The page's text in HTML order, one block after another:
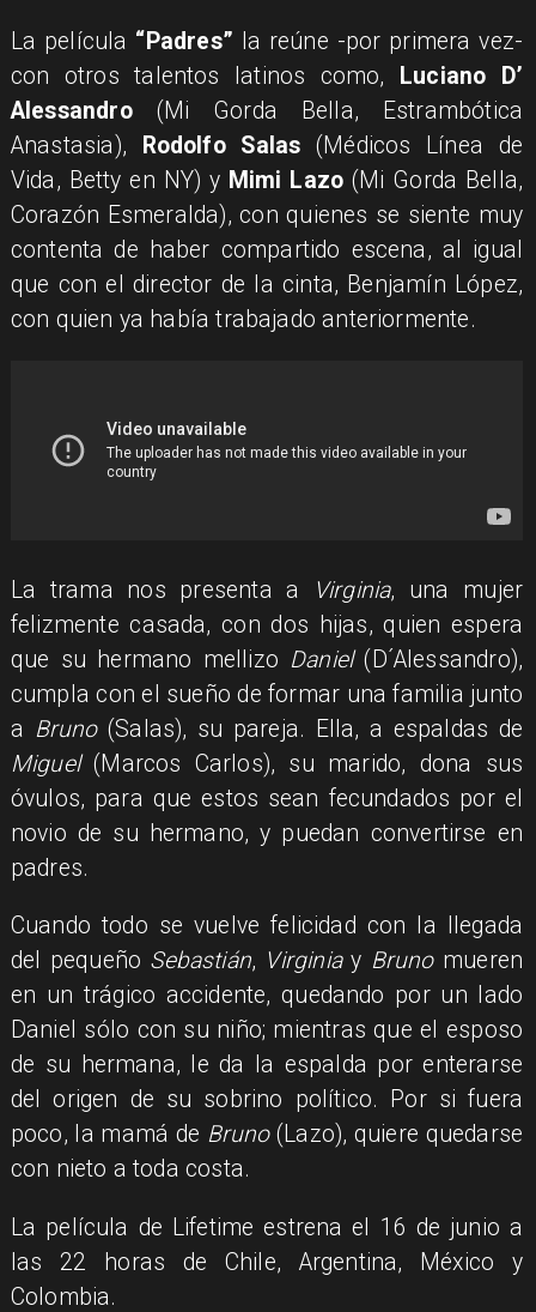
La película “Padres” la reúne -por primera vez-
con otros talentos latinos como,
Luciano D’
Alessandro (Mi Gorda Bella, Estrambótica
Anastasia),
Rodolfo Salas (Médicos Línea de
Vida, Betty en NY) y Mimi Lazo (Mi Gorda Bella,
Corazón Esmeralda), con quienes se siente muy
contenta de haber compartido escena, al igual
que con el director de la cinta, Benjamín López,
con quien ya había trabajado anteriormente.
​La trama nos presenta a Virginia, una mujer
felizmente casada, con dos hijas, quien espera
que su hermano mellizo Daniel(D´Alessandro),
cumpla con el sueño de formar una familia junto
a Bruno(Salas), su pareja. Ella, a espaldas de
Miguel(Marcos Carlos), su marido, dona sus
óvulos, para que estos sean fecundados por el
novio de su hermano, y puedan convertirse en
padres.
Cuando todo se vuelve felicidad con la llegada
del pequeño Sebastián, Virginiay Brunomueren
en un trágico accidente, quedando por un lado
Daniel sólo con su niño; mientras que el esposo
de su hermana, le da la espalda por enterarse
del origen de su sobrino político. Por si fuera
poco, la mamá de Bruno(Lazo), quiere quedarse
con nieto a toda costa.
La película de Lifetime estrena el 16 de junio a
las 22 horas de Chile, Argentina, México y
Colombia.